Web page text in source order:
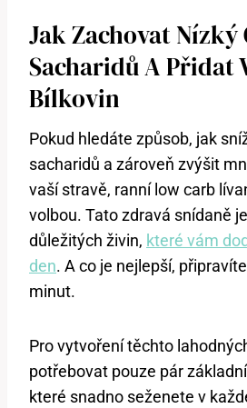
Jak Zachovat Nízký
Sacharidů A Přidat
Bílkovin
Pokud hledáte způsob, jak
sacharidů a zároveň zvýšit
vaší stravě, ranní low carb
volbou. Tato zdravá snídaně
důležitých živin, které vám
den. A co je nejlepší,
minut.
Pro vytvoření těchto
potřebovat pouze pár
které snadno seženete v